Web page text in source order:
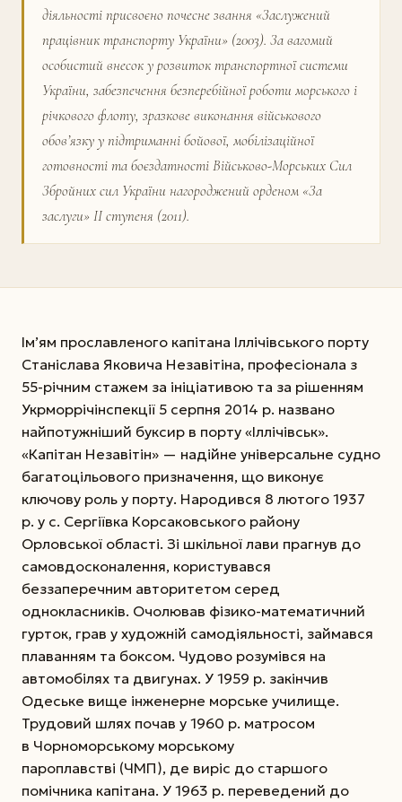
діяльності присвоєно почесне звання «Заслужений
працівник транс­порту України» (2003). За вагомий
особистий внесок у розвиток транс­портної системи
України, забезпечення безперебійної роботи морського і
річкового флоту, зразкове виконання військового
обов’язку у підтриманні бойової, мобілізаційної
готовності та боєздатності Військово-Морських Сил
Збройних сил України нагороджений орденом «За
заслуги» II ступеня (2011).
Ім’ям прославленого капітана Іллічівського порту
Станіслава Яко­вича Незавітіна, професіонала з
55-річним стажем за ініціативою та за рішенням
Укрморрічінспекції 5 серпня 2014 р. названо
найпотужніший буксир в порту «Іллічівськ».
«Капітан Незавітін» — надійне універсальне судно
багатоцільового призначення, що виконує
ключову роль у порту. Народився 8 лютого 1937
р. у с. Сергіївка Корсаковського району
Орловської області. Зі шкільної лави прагнув до
самовдосконалення, користувався
беззаперечним авторитетом серед
однокласників. Очолював фізико-математичний
гурток, грав у художній самодіяльності, займався
плаванням та боксом. Чудово розумівся на
автомобілях та двигунах. У 1959 р. закінчив
Одеське вище інженерне морське училище.
Трудовий шлях почав у 1960 р. матросом
в Чорноморському морському
пароплавстві (ЧМП), де виріс до старшого
помічника капітана. У 1963 р. переведений до